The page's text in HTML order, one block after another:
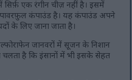
सिर्फ़ एक रंगीन चीज़ नहीं है। इसमें
कंपाउंड है। यह कंपाउंड अपने
के लिए जाना जाता है।
जानवरों में सूजन के निशान
है कि इंसानों में भी इसके सेहत